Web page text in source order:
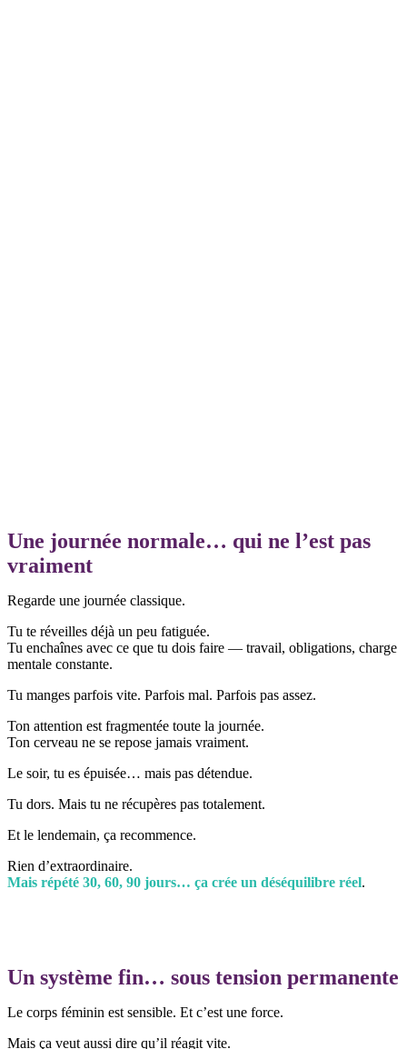
Une journée normale… qui ne l’est pas
vraiment
Regarde une journée classique.
Tu te réveilles déjà un peu fatiguée.
Tu enchaînes avec ce que tu dois faire — travail, obligations, charge
mentale constante.
Tu manges parfois vite. Parfois mal. Parfois pas assez.
Ton attention est fragmentée toute la journée.
Ton cerveau ne se repose jamais vraiment.
Le soir, tu es épuisée… mais pas détendue.
Tu dors. Mais tu ne récupères pas totalement.
Et le lendemain, ça recommence.
Rien d’extraordinaire.
Mais répété 30, 60, 90 jours… ça crée un déséquilibre réel.
Un système fin… sous tension permanente
Le corps féminin est sensible. Et c’est une force.
Mais ça veut aussi dire qu’il réagit vite.